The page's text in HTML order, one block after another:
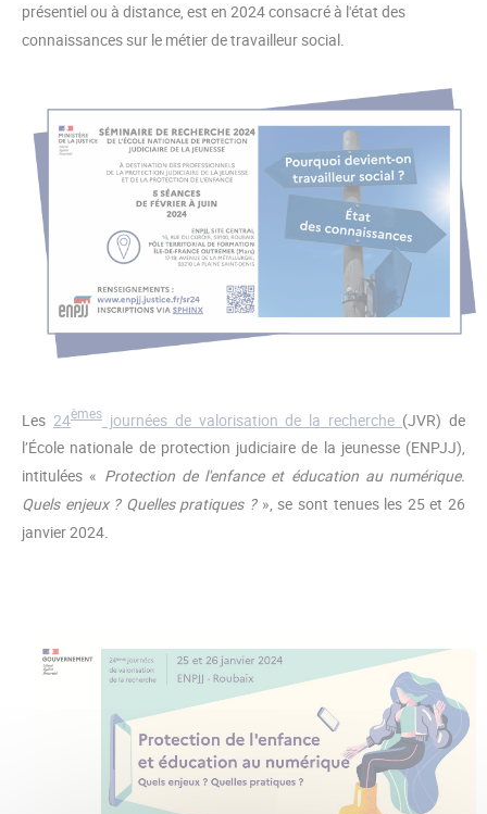
présentiel ou à distance, est en 2024 consacré à l'état des
connaissances sur le métier de travailleur social.
Les 24èmesjournées de valorisation de la recherche (JVR) de
l’École nationale de protection judiciaire de la jeunesse (ENPJJ),
intitulées « Protection de l'enfance et éducation au numérique.
Quels enjeux ? Quelles pratiques ?», se sont tenues les 25 et 26
janvier 2024.